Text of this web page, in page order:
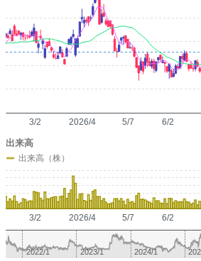
2026/4
3/2 5/7 6/2
2026/4
3/2 5/7 6/2
出来高
出来高（株）
2023/1
2022/1 2024/1